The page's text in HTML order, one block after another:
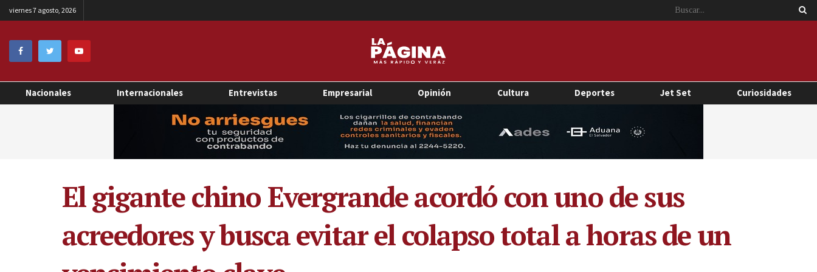
viernes 7 agosto, 2026
Nacionales Internacionales Entrevistas Empresarial Opinión Cultura Deportes Jet Set Curiosidades
El gigante chino Evergrande acordó con uno de sus
acreedores y busca evitar el colapso total a horas de un